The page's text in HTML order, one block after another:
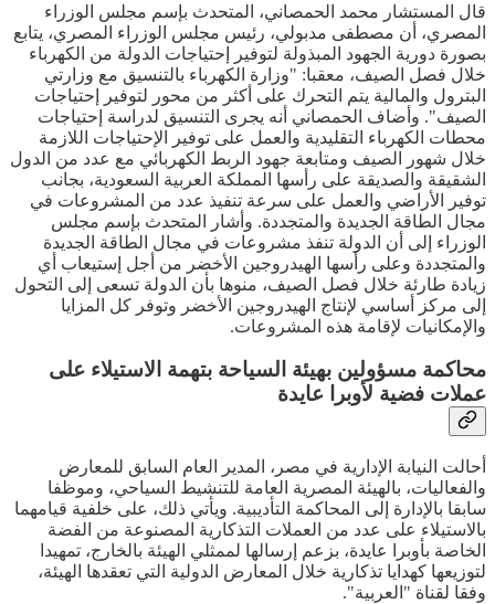
قال المستشار محمد الحمصاني، المتحدث بإسم مجلس الوزراء
المصري، أن مصطفى مدبولي، رئيس مجلس الوزراء المصري، يتابع
بصورة دورية الجهود المبذولة لتوفير إحتياجات الدولة من الكهرباء
خلال فصل الصيف، معقبا: "وزارة الكهرباء بالتنسيق مع وزارتي
البترول والمالية يتم التحرك على أكثر من محور لتوفير إحتياجات
الصيف". وأضاف الحمصاني أنه يجرى التنسيق لدراسة إحتياجات
محطات الكهرباء التقليدية والعمل على توفير الإحتياجات اللازمة
خلال شهور الصيف ومتابعة جهود الربط الكهربائي مع عدد من الدول
الشقيقة والصديقة على رأسها المملكة العربية السعودية، بجانب
توفير الأراضي والعمل على سرعة تنفيذ عدد من المشروعات في
مجال الطاقة الجديدة والمتجددة. وأشار المتحدث بإسم مجلس
الوزراء إلى أن الدولة تنفذ مشروعات في مجال الطاقة الجديدة
والمتجددة وعلى رأسها الهيدروجين الأخضر من أجل إستيعاب أي
زيادة طارئة خلال فصل الصيف، منوها بأن الدولة تسعى إلى التحول
إلى مركز أساسي لإنتاج الهيدروجين الأخضر وتوفر كل المزايا
والإمكانيات لإقامة هذه المشروعات.
محاكمة مسؤولين بهيئة السياحة بتهمة الاستيلاء على
عملات فضية لأوبرا عايدة
أحالت النيابة الإدارية في مصر، المدير العام السابق للمعارض
والفعاليات، بالهيئة المصرية العامة للتنشيط السياحي، وموظفا
سابقا بالإدارة إلى المحاكمة التأديبية. ويأتي ذلك، على خلفية قيامهما
بالاستيلاء على عدد من العملات التذكارية المصنوعة من الفضة
الخاصة بأوبرا عايدة، بزعم إرسالها لممثلي الهيئة بالخارج، تمهيدا
لتوزيعها كهدايا تذكارية خلال المعارض الدولية التي تعقدها الهيئة،
وفقا لقناة "العربية".